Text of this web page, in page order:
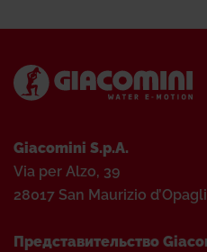
Giacomini S.p.A.
Via per Alzo, 39
28017 San Maurizio
Представительство